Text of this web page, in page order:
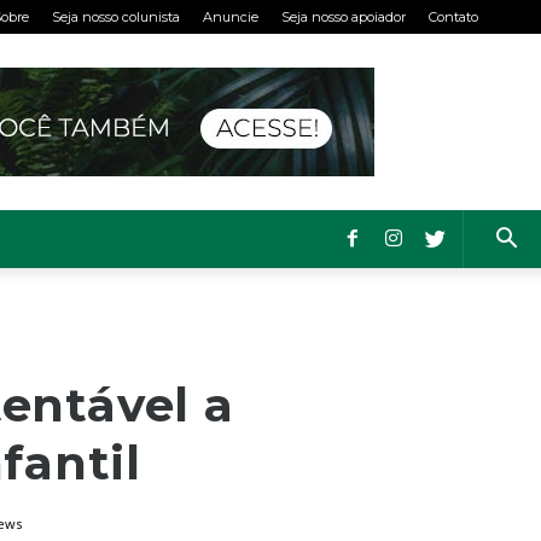
Seja nosso colunista Anuncie Seja nosso apoiador Contato
a